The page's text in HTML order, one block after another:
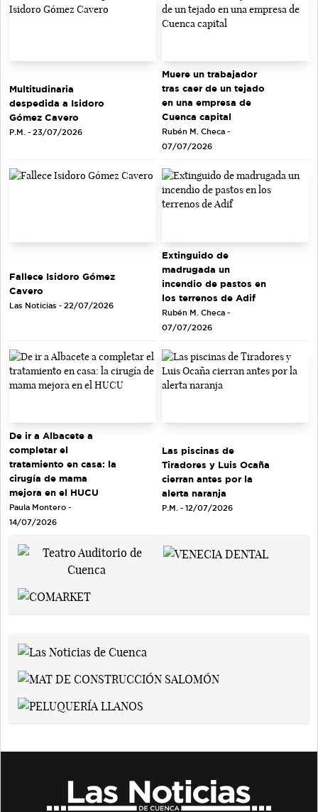
Multitudinaria
despedida a Isidoro
Gómez Cavero
P.M. - 23/07/2026
Muere un trabajador
tras caer de un tejado
en una empresa de
Cuenca capital
Rubén M. Checa -
07/07/2026
Fallece Isidoro Gómez
Cavero
Las Noticias - 22/07/2026
Extinguido de
madrugada un
incendio de pastos en
los terrenos de Adif
Rubén M. Checa -
07/07/2026
De ir a Albacete a
completar el
tratamiento en casa: la
cirugía de mama
mejora en el HUCU
Paula Montero -
14/07/2026
Las piscinas de
Tiradores y Luis Ocaña
cierran antes por la
alerta naranja
P.M. - 12/07/2026